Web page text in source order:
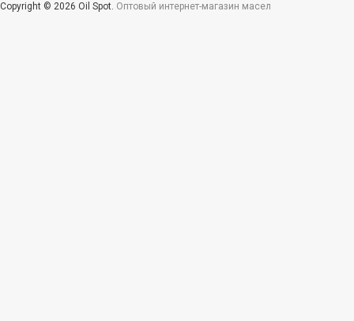
Copyright © 2026 Oil Spot. Оптовый интернет-магазин масел